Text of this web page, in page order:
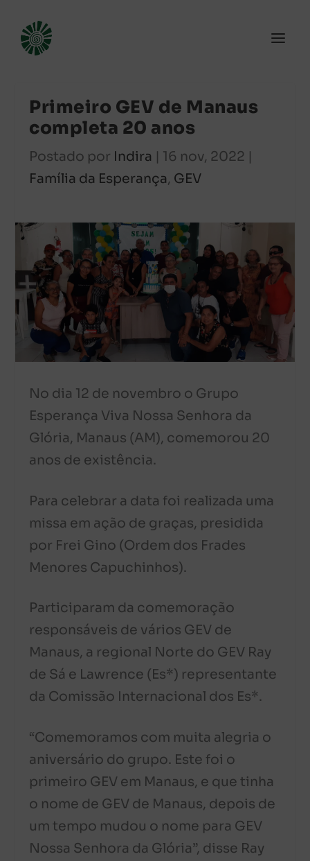
Primeiro GEV de Manaus
completa 20 anos
Postado por Indira | 16 nov, 2022 |
Família da Esperança, GEV
No dia 12 de novembro o Grupo
Esperança Viva Nossa Senhora da
Glória, Manaus (AM), comemorou 20
anos de existência.
Para celebrar a data foi realizada uma
missa em ação de graças, presidida
por Frei Gino (Ordem dos Frades
Menores Capuchinhos).
Participaram da comemoração
responsáveis de vários GEV de
Manaus, a regional Norte do GEV Ray
de Sá e Lawrence (Es*) representante
da Comissão Internacional dos Es*.
“Comemoramos com muita alegria o
aniversário do grupo. Este foi o
primeiro GEV em Manaus, e que tinha
o nome de GEV de Manaus, depois de
um tempo mudou o nome para GEV
Nossa Senhora da Glória”, disse Ray